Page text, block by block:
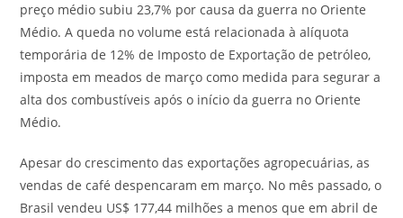
preço médio subiu 23,7% por causa da guerra no Oriente
Médio. A queda no volume está relacionada à alíquota
temporária de 12% de Imposto de Exportação de petróleo,
imposta em meados de março como medida para segurar a
alta dos combustíveis após o início da guerra no Oriente
Médio.
Apesar do crescimento das exportações agropecuárias, as
vendas de café despencaram em março. No mês passado, o
Brasil vendeu US$ 177,44 milhões a menos que em abril de